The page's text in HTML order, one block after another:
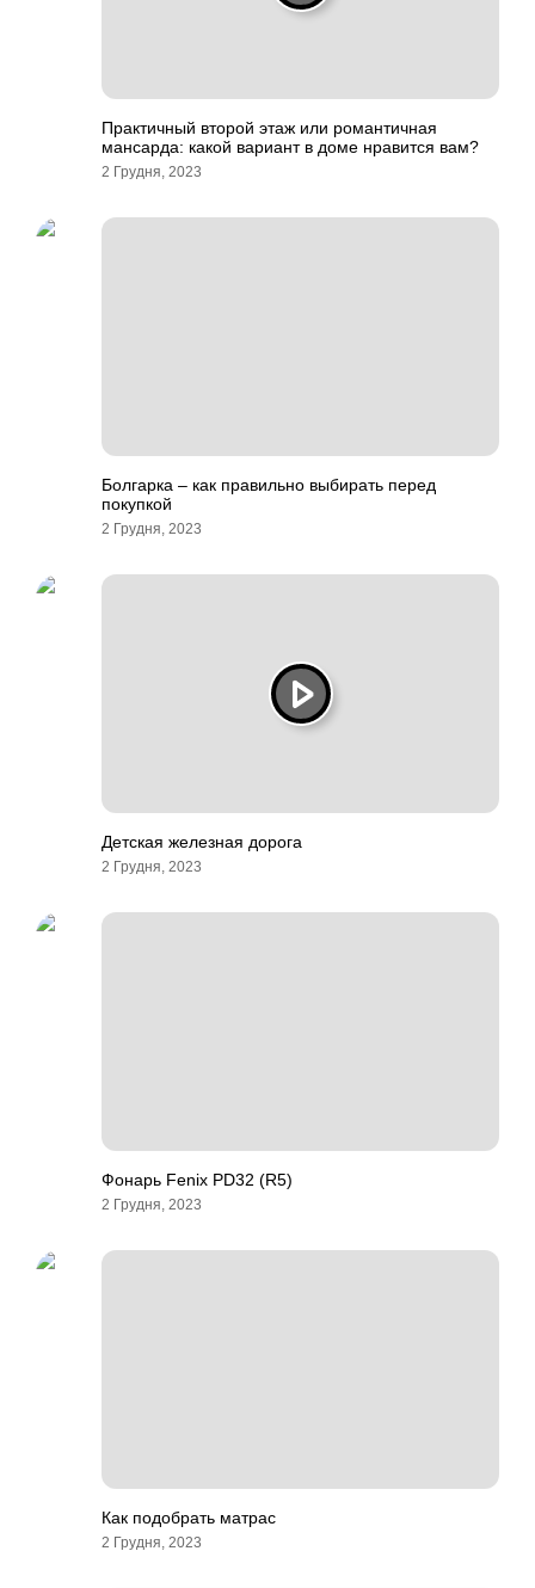
Практичный второй этаж или романтичная
мансарда: какой вариант в доме нравится вам?
2 Грудня, 2023
Болгарка – как правильно выбирать перед
покупкой
2 Грудня, 2023
Детская железная дорога
2 Грудня, 2023
Фонарь Fenix PD32 (R5)
2 Грудня, 2023
Как подобрать матрас
2 Грудня, 2023